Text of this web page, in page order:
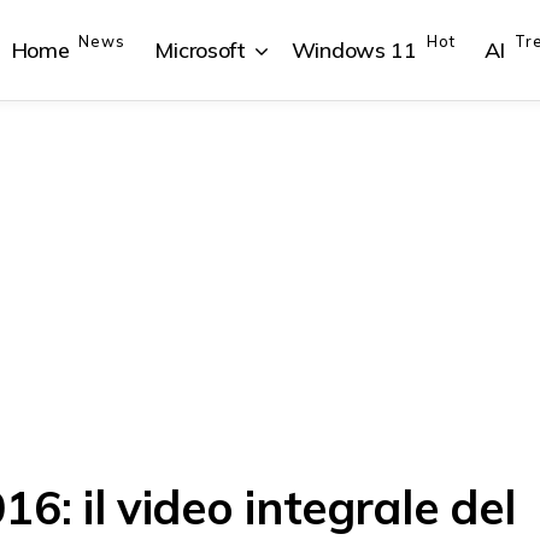
Home News Microsoft Windows 11 Hot AI
il video integrale del